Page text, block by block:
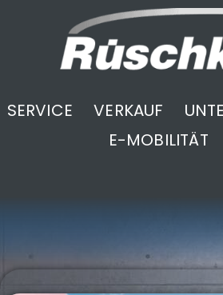
SERVICE VERKAUF
E-MOBILITÄT
.